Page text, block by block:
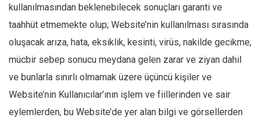
kullanılmasından beklenebilecek sonuçları garanti ve
taahhüt etmemekte olup; Website’nin kullanılması sırasında
oluşacak arıza, hata, eksiklik, kesinti, virüs, nakilde gecikme,
mücbir sebep sonucu meydana gelen zarar ve ziyan dahil
ve bunlarla sınırlı olmamak üzere üçüncü kişiler ve
Website’nin Kullanıcılar’ının işlem ve fiillerinden ve sair
eylemlerden, bu Website’de yer alan bilgi ve görsellerden